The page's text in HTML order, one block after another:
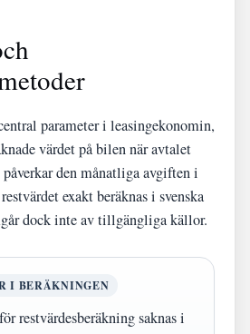
parameter i leasingekonomin,
värdet på bilen när avtalet
den månatliga avgiften i
exakt beräknas i svenska
dock inte av tillgängliga källor.
I BERÄKNINGEN
restvärdesberäkning saknas i